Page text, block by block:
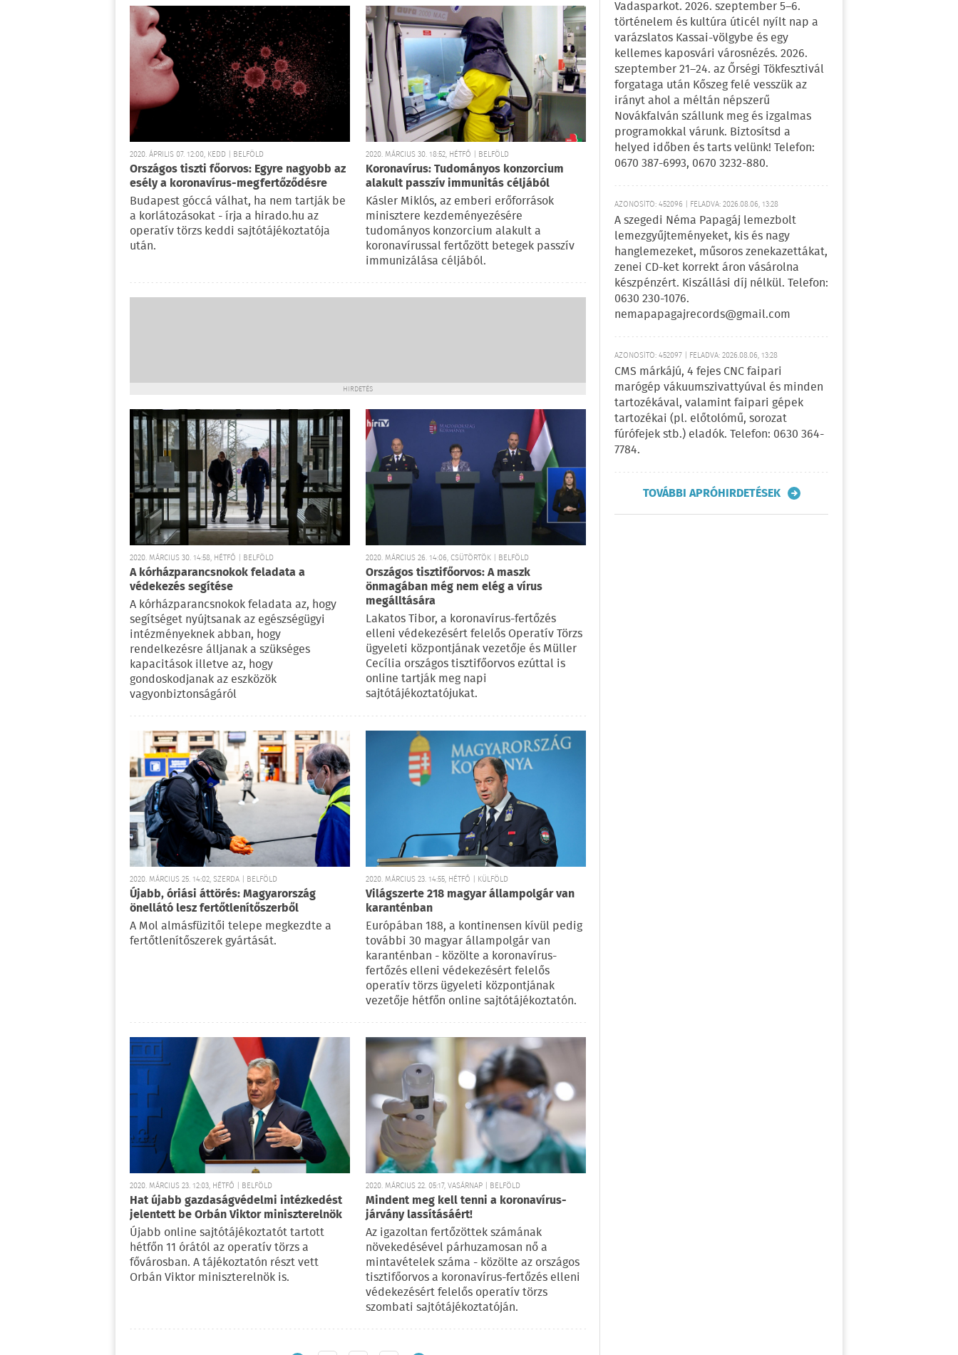
2020. ÁPRILIS 07. 12:00, KEDD | BELFÖLD
Országos tiszti főorvos: Egyre nagyobb az
esély a koronavírus-megfertőződésre
Budapest góccá válhat, ha nem tartják be
a korlátozásokat - írja a hirado.hu az
operatív törzs keddi sajtótájékoztatója
után.
2020. MÁRCIUS 30. 18:52, HÉTFŐ | BELFÖLD
Koronavírus: Tudományos konzorcium
alakult passzív immunitás céljából
Kásler Miklós, az emberi erőforrások
minisztere kezdeményezésére
tudományos konzorcium alakult a
koronavírussal fertőzött betegek passzív
immunizálása céljából.
HIRDETÉS
2020. MÁRCIUS 30. 14:58, HÉTFŐ | BELFÖLD
A kórházparancsnokok feladata a
védekezés segítése
A kórházparancsnokok feladata az, hogy
segítséget nyújtsanak az egészségügyi
intézményeknek abban, hogy
rendelkezésre álljanak a szükséges
kapacitások illetve az, hogy
gondoskodjanak az eszközök
vagyonbiztonságáról
2020. MÁRCIUS 26. 14:06, CSÜTÖRTÖK | BELFÖLD
Országos tisztifőorvos: A maszk
önmagában még nem elég a vírus
megálltására
Lakatos Tibor, a koronavírus-fertőzés
elleni védekezésért felelős Operatív Törzs
ügyeleti központjának vezetője és Müller
Cecília országos tisztifőorvos ezúttal is
online tartják meg napi
sajtótájékoztatójukat.
2020. MÁRCIUS 25. 14:02, SZERDA | BELFÖLD
Újabb, óriási áttörés: Magyarország
önellátó lesz fertőtlenítőszerből
A Mol almásfüzitői telepe megkezdte a
fertőtlenítőszerek gyártását.
2020. MÁRCIUS 23. 14:55, HÉTFŐ | KÜLFÖLD
Világszerte 218 magyar állampolgár van
karanténban
Európában 188, a kontinensen kívül pedig
további 30 magyar állampolgár van
karanténban - közölte a koronavírus-
fertőzés elleni védekezésért felelős
operatív törzs ügyeleti központjának
vezetője hétfőn online sajtótájékoztatón.
2020. MÁRCIUS 23. 12:03, HÉTFŐ | BELFÖLD
Hat újabb gazdaságvédelmi intézkedést
jelentett be Orbán Viktor miniszterelnök
Újabb online sajtótájékoztatót tartott
hétfőn 11 órától az operatív törzs a
fővárosban. A tájékoztatón részt vett
Orbán Viktor miniszterelnök is.
2020. MÁRCIUS 22. 05:17, VASÁRNAP | BELFÖLD
Mindent meg kell tenni a koronavírus-
járvány lassításáért!
Az igazoltan fertőzöttek számának
növekedésével párhuzamosan nő a
mintavételek száma - közölte az országos
tisztifőorvos a koronavírus-fertőzés elleni
védekezésért felelős operatív törzs
szombati sajtótájékoztatóján.
Vadasparkot. 2026. szeptember 5–6.
történelem és kultúra úticél nyílt nap a
varázslatos Kassai-völgybe és egy
kellemes kaposvári városnézés. 2026.
szeptember 21–24. az Őrségi Tökfesztivál
forgataga után Kőszeg felé vesszük az
irányt ahol a méltán népszerű
Novákfalván szállunk meg és izgalmas
programokkal várunk. Biztosítsd a
helyed időben és tarts velünk! Telefon:
0670 387-6993, 0670 3232-880.
AZONOSÍTÓ: 452096 | FELADVA: 2026.08.06, 13:28
A szegedi Néma Papagáj lemezbolt
lemezgyűjteményeket, kis és nagy
hanglemezeket, műsoros zenekazettákat,
zenei CD-ket korrekt áron vásárolna
készpénzért. Kiszállási díj nélkül. Telefon:
0630 230-1076.
nemapapagajrecords@gmail.com
AZONOSÍTÓ: 452097 | FELADVA: 2026.08.06, 13:28
CMS márkájú, 4 fejes CNC faipari
marógép vákuumszivattyúval és minden
tartozékával, valamint faipari gépek
tartozékai (pl. előtolómű, sorozat
fúrófejek stb.) eladók. Telefon: 0630 364-
7784.
TOVÁBBI APRÓHIRDETÉSEK